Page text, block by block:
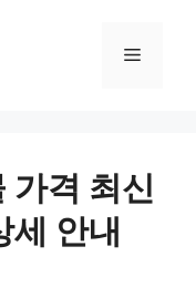
메
가격 최신
세 안내